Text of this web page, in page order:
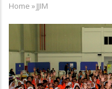
Breadcrumb
Home »JJIM